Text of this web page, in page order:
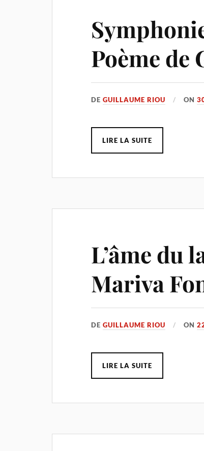
Poème de
DEGUILLAUME RIOU ON
LIRE LA SUITE
L’âme du
Mariva
DEGUILLAUME RIOU ON
LIRE LA SUITE